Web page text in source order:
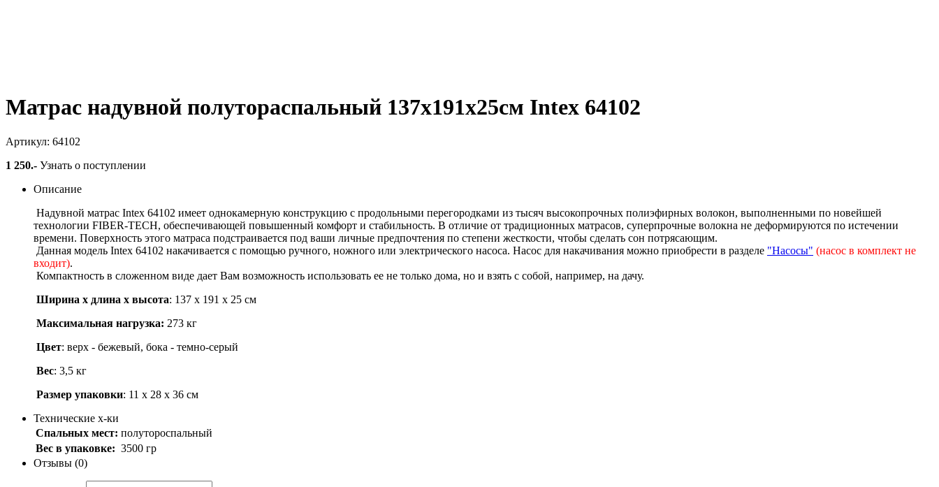
Матрас надувной полутораспальный 137х191х25см Intex 64102
Артикул: 64102
1 250.- Узнать о поступлении
Описание
Надувной матрас Intex 64102 имеет однокамерную конструкцию с продольными перегородками из тысяч высокопрочных полиэфирных волокон, выполненными по новейшей
технологии FIBER-TECH, обеспечивающей повышенный комфорт и стабильность. В отличие от традиционных матрасов, суперпрочные волокна не деформируются по истечении
времени. Поверхность этого матраса подстраивается под ваши личные предпочтения по степени жесткости, чтобы сделать сон потрясающим.
Данная модель Intex 64102 накачивается с помощью ручного, ножного или электрического насоса. Насос для накачивания можно приобрести в разделе "Насосы" (насос в комплект не
входит).
Компактность в сложенном виде дает Вам возможность использовать ее не только дома, но и взять с собой, например, на дачу.
Ширина х длина х высота: 137 х 191 х 25 см
Максимальная нагрузка: 273 кг
Цвет: верх - бежевый, бока - темно-серый
Вес: 3,5 кг
Размер упаковки: 11 х 28 х 36 см
Технические х-ки
Спальных мест: полутороспальный
Вес в упаковке: 3500 гр
Отзывы (0)